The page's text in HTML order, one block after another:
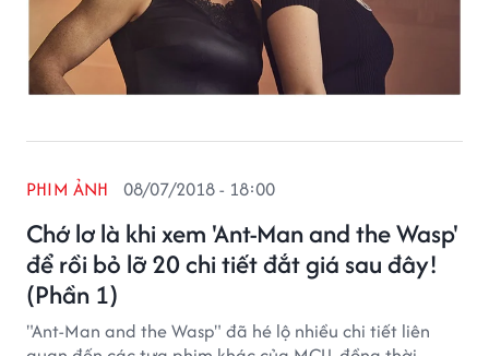
Chớ lơ là khi xem 'Ant-Man and the Wasp'
để rồi bỏ lỡ 20 chi tiết đắt giá sau đây!
(Phần 1)
PHIM ẢNH 08/07/2018 - 18:00
"Ant-Man and the Wasp" đã hé lộ nhiều chi tiết liên